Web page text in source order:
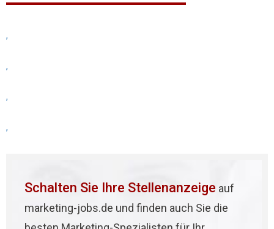
,
,
,
,
Schalten Sie Ihre Stellenanzeige auf
marketing-jobs.de und finden auch Sie die